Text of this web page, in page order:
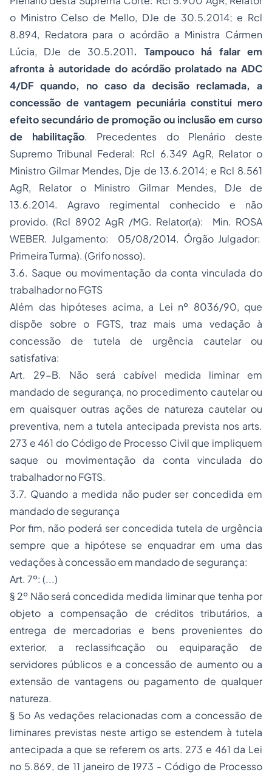
o Ministro Celso de Mello, DJe de 30.5.2014; e Rcl
8.894, Redatora para o acórdão a Ministra Cármen
Lúcia, DJe de 30.5.2011. Tampouco há falar em
afronta à autoridade do acórdão prolatado na ADC
4/DF quando, no caso da decisão reclamada, a
concessão de vantagem pecuniária constitui mero
efeito secundário de promoção ou inclusão em curso
de habilitação. Precedentes do Plenário deste
Supremo Tribunal Federal: Rcl 6.349 AgR, Relator o
Ministro Gilmar Mendes, Dje de 13.6.2014; e Rcl 8.561
AgR, Relator o Ministro Gilmar Mendes, DJe de
13.6.2014. Agravo regimental conhecido e não
provido. (Rcl 8902 AgR /MG. Relator(a): Min. ROSA
WEBER. Julgamento: 05/08/2014. Órgão Julgador:
Primeira Turma). (Grifo nosso).
3.6. Saque ou movimentação da conta vinculada do
trabalhador no FGTS
Além das hipóteses acima, a Lei nº 8036/90, que
dispõe sobre o FGTS, traz mais uma vedação à
concessão de tutela de urgência cautelar ou
satisfativa:
Art. 29-B. Não será cabível medida liminar em
mandado de segurança, no procedimento cautelar ou
em quaisquer outras ações de natureza cautelar ou
preventiva, nem a tutela antecipada prevista nos arts.
273 e 461 do Código de Processo Civil que impliquem
saque ou movimentação da conta vinculada do
trabalhador no FGTS.
3.7. Quando a medida não puder ser concedida em
mandado de segurança
Por fim, não poderá ser concedida tutela de urgência
sempre que a hipótese se enquadrar em uma das
vedações à concessão em mandado de segurança:
Art. 7º: (...)
§ 2º Não será concedida medida liminar que tenha por
objeto a compensação de créditos tributários, a
entrega de mercadorias e bens provenientes do
exterior, a reclassificação ou equiparação de
servidores públicos e a concessão de aumento ou a
extensão de vantagens ou pagamento de qualquer
natureza.
§ 5o As vedações relacionadas com a concessão de
liminares previstas neste artigo se estendem à tutela
antecipada a que se referem os arts. 273 e 461 da Lei
no 5.869, de 11 janeiro de 1973 - Código de Processo